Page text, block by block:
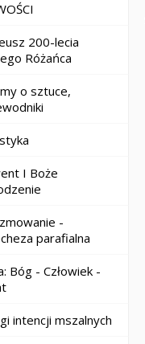
200-lecia
Różańca
o sztuce,
I Boże
-
parafialna
Bóg - Człowiek -
intencji mszalnych